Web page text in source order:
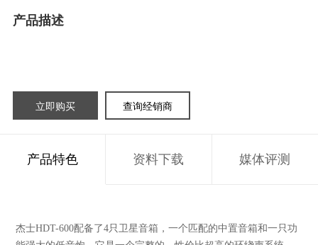
产品描述
立即购买 查询经销商
产品特色 资料下载 媒体评测
杰士HDT-600配备了4只卫星音箱，一个匹配的中置音箱和一只功